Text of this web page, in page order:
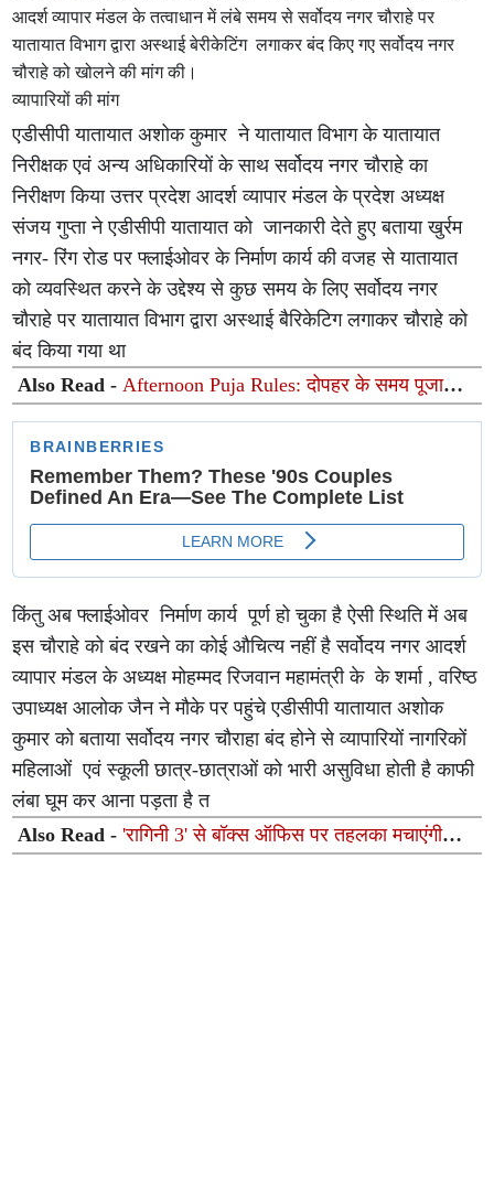
आदर्श व्यापार मंडल के तत्वाधान में लंबे समय से सर्वोदय नगर चौराहे पर
यातायात विभाग द्वारा अस्थाई बेरीकेटिंग लगाकर बंद किए गए सर्वोदय नगर
चौराहे को खोलने की मांग की।
व्यापारियों की मांग
एडीसीपी यातायात अशोक कुमार ने यातायात विभाग के यातायात
निरीक्षक एवं अन्य अधिकारियों के साथ सर्वोदय नगर चौराहे का
निरीक्षण किया उत्तर प्रदेश आदर्श व्यापार मंडल के प्रदेश अध्यक्ष
संजय गुप्ता ने एडीसीपी यातायात को जानकारी देते हुए बताया खुर्रम
नगर- रिंग रोड पर फ्लाईओवर के निर्माण कार्य की वजह से यातायात
को व्यवस्थित करने के उद्देश्य से कुछ समय के लिए सर्वोदय नगर
चौराहे पर यातायात विभाग द्वारा अस्थाई बैरिकेटिग लगाकर चौराहे को
बंद किया गया था
Also Read -Afternoon Puja Rules: दोपहर के समय पूजा
करना शुभ होता है या अशुभ? जानिए क्या कहते हैं शास्त्र
किंतु अब फ्लाईओवर निर्माण कार्य पूर्ण हो चुका है ऐसी स्थिति में अब
इस चौराहे को बंद रखने का कोई औचित्य नहीं है सर्वोदय नगर आदर्श
व्यापार मंडल के अध्यक्ष मोहम्मद रिजवान महामंत्री के के शर्मा , वरिष्ठ
उपाध्यक्ष आलोक जैन ने मौके पर पहुंचे एडीसीपी यातायात अशोक
कुमार को बताया सर्वोदय नगर चौराहा बंद होने से व्यापारियों नागरिकों
महिलाओं एवं स्कूली छात्र-छात्राओं को भारी असुविधा होती है काफी
लंबा घूम कर आना पड़ता है त
Also Read -'रागिनी 3' से बॉक्स ऑफिस पर तहलका मचाएंगी
तमन्ना भाटिया; हॉरर-रोमांस फ्रेंचाइजी के नए सीक्वल का एलान